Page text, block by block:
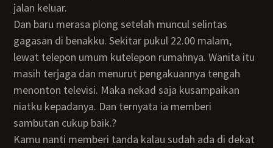
jalan keluar.
Dan baru merasa plong setelah muncul selintas
gagasan di benakku. Sekitar pukul 22.00 malam,
lewat telepon umum kutelepon rumahnya. Wanita itu
masih terjaga dan menurut pengakuannya tengah
menonton televisi. Maka nekad saja kusampaikan
niatku kepadanya. Dan ternyata ia memberi
sambutan cukup baik.?
Kamu nanti memberi tanda kalau sudah ada di dekat